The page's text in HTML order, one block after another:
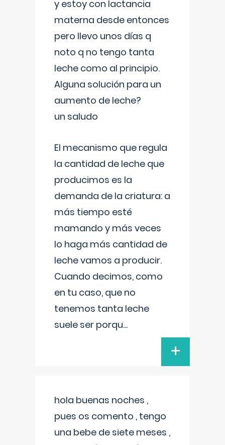
y estoy con lactancia
materna desde entonces
pero llevo unos días q
noto q no tengo tanta
leche como al principio.
Alguna solución para un
aumento de leche?
un saludo
El mecanismo que regula
la cantidad de leche que
producimos es la
demanda de la criatura: a
más tiempo esté
mamando y más veces
lo haga más cantidad de
leche vamos a producir.
Cuando decimos, como
en tu caso, que no
tenemos tanta leche
suele ser porqu...
+
hola buenas noches ,
pues os comento , tengo
una bebe de siete meses ,